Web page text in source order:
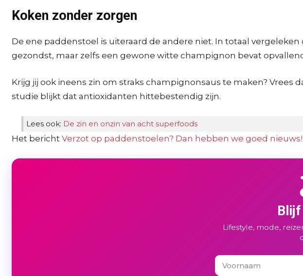
Koken zonder zorgen
De ene paddenstoel is uiteraard de andere niet. In totaal
gezondst, maar zelfs een gewone witte champignon bevat
Krijg jij ook ineens zin om straks champignonsaus te maken? Vrees
studie blijkt dat antioxidanten hittebestendig zijn.
Lees ook: De zin en onzin van acht superfoods
Het bericht Verzot op paddenstoelen? Dan hebben we goed nieuws!
Blijf
Lifestyle, mode,